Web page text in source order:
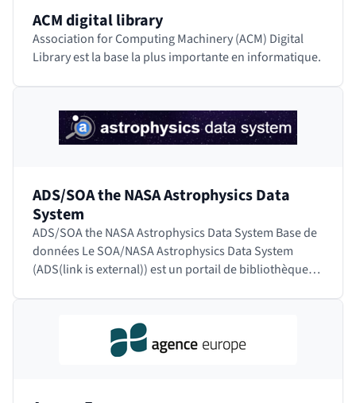
ACM digital library
Association for Computing Machinery (ACM) Digital
Library est la base la plus importante en informatique.
ADS/SOA the NASA Astrophysics Data
System
ADS/SOA the NASA Astrophysics Data System Base de
données Le SOA/NASA Astrophysics Data System
(ADS(link is external)) est un portail de bibliothèque